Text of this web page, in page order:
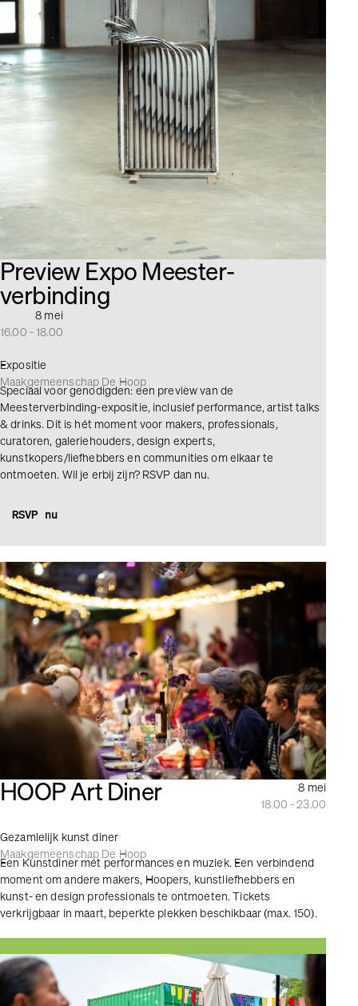
Preview Expo Meester­
verbinding
8 mei
16.00 - 18.00
Expositie
Maakgemeenschap De Hoop
Speciaal voor genodigden: een preview van de
Meesterverbinding-expositie, inclusief performance, artist talks
& drinks. Dit is hét moment voor makers, professionals,
curatoren, galeriehouders, design experts,
kunstkopers/liefhebbers en communities om elkaar te
ontmoeten. Wil je erbij zijn? RSVP dan nu.
RSVP nu
HOOP Art Diner
8 mei
18.00 - 23.00
Gezamlelijk kunst diner
Maakgemeenschap De Hoop
Een Kunstdiner met performances en muziek. Een verbindend
moment om andere makers, Hoopers, kunstliefhebbers en
kunst- en design professionals te ontmoeten. Tickets
verkrijgbaar in maart, beperkte plekken beschikbaar (max. 150).